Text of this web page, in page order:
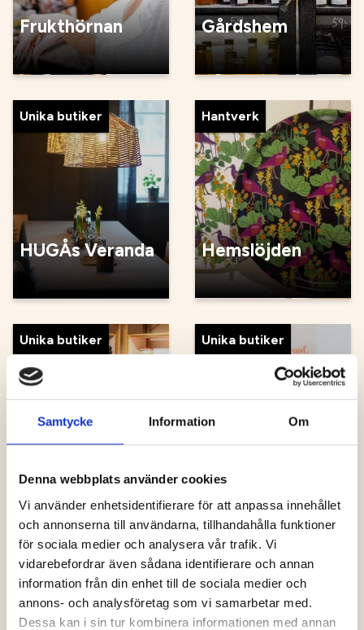
Samtycke Information Om
Denna webbplats använder cookies
Vi använder enhetsidentifierare för att anpassa innehållet
och annonserna till användarna, tillhandahålla funktioner
för sociala medier och analysera vår trafik. Vi
vidarebefordrar även sådana identifierare och annan
information från din enhet till de sociala medier och
annons- och analysföretag som vi samarbetar med.
Dessa kan i sin tur kombinera informationen med annan
Frukthörnan Gårdshem
Unika butiker
HUGÅs Veranda
Hantverk
Hemslöjden
Unika butiker
modehus
Unika butiker
Ingrids
Unika butiker Unika butiker